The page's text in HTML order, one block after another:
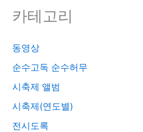
카테고리
동영상
순수고독 순수허무
시축제 앨범
시축제(연도별)
전시도록